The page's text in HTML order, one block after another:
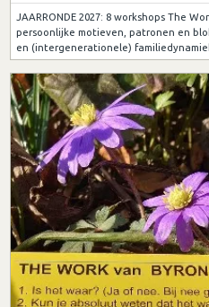
JAARRONDE 2027: 8 workshops The
persoonlijke motieven, patronen en
en (intergenerationele)